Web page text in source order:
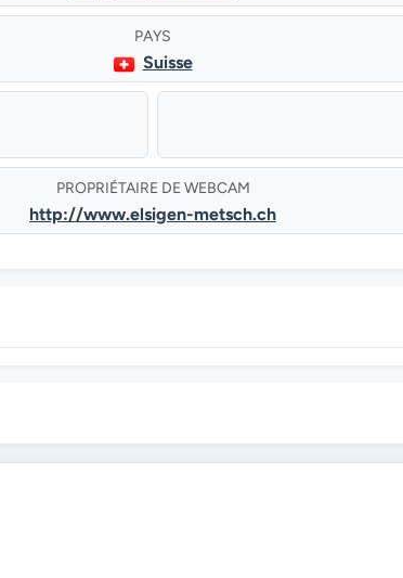
PAYS
Suisse
PROPRIÉTAIRE DE WEBCAM
http://www.elsigen-metsch.ch